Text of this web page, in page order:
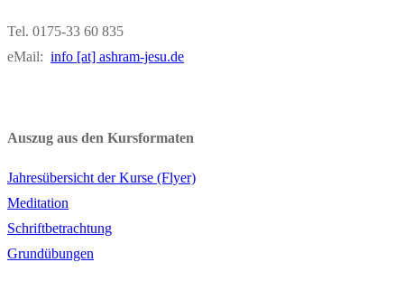
Tel. 0175-33 60 835
eMail: info [at] ashram-jesu.de
Auszug aus den Kursformaten
Jahresübersicht der Kurse (Flyer)
Meditation
Schriftbetrachtung
Grundübungen